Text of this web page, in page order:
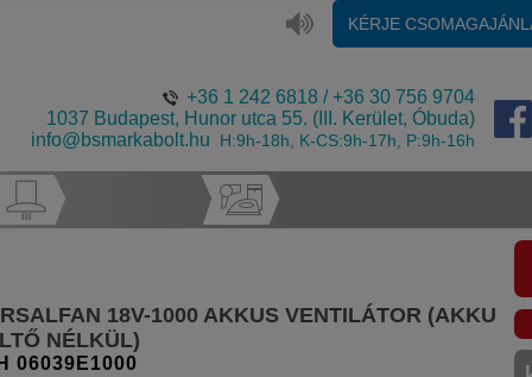
KÉRJE
+36 1 242 6818 /+36 30 756 9704
1037 Budapest, Hunor utca 55. (III. Kerület, Óbuda)
info@bsmarkabolt.hu
H:9h-18h, K-CS:9h-17h, P:9h-16h
18V-1000 AKKUS VENTILÁTOR (AKKU
NÉLKÜL)
06039E1000